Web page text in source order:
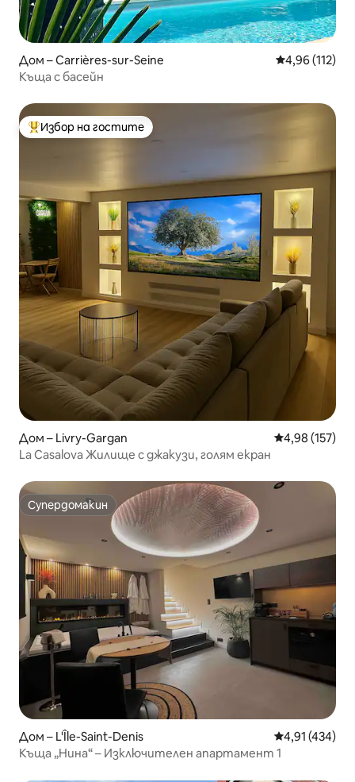
Дом – Carrières-sur-Seine Средна
4,96 (112)
Къща с басейн
Най-популярен избор на гостите
Избор на гостите
Дом – Livry-Gargan Средна
4,98 (157)
La Casalova Жилище с джакузи, голям екран
Супердомакин
Супердомакин
Дом – L'Île-Saint-Denis Средна
4,91 (434)
Къща „Нина“ – Изключителен апартамент 1